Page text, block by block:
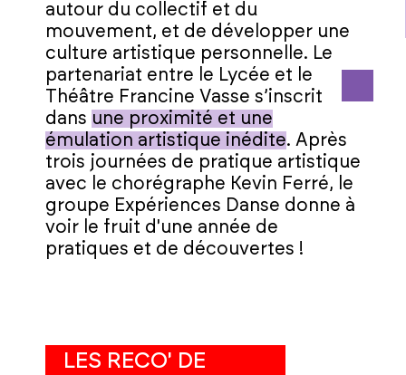
autour du collectif et du
mouvement, et de développer une
culture artistique personnelle. Le
partenariat entre le Lycée et le
Théâtre Francine Vasse s’inscrit
dans une proximité et une
émulation artistique inédite. Après
trois journées de pratique artistique
avec le chorégraphe Kevin Ferré, le
groupe Expériences Danse donne à
voir le fruit d'une année de
pratiques et de découvertes !
LES RECO' DE